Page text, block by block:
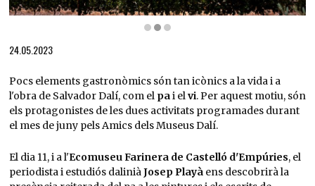
24.05.2023
Pocs elements gastronòmics són tan icònics a la vida i a
l'obra de Salvador Dalí, com el pai elvi. Per aquest motiu, són
els protagonistes de les dues activitats programades durant
el mes de juny pels Amics dels Museus Dalí.
El dia 11, i a l'Ecomuseu Farinera de Castelló d'Empúries, el
periodista i estudiós daliniàJosep Playà ens descobrirà la